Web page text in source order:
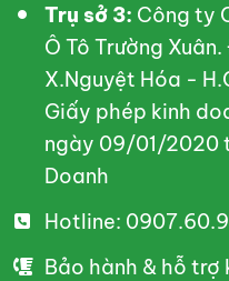
Trụ sở 3: Công ty
Ô Tô Trường
X.Nguyệt Hóa -
Giấy phép kinh
ngày 09/01/2020
Doanh
Hotline:
Bảo hành & hỗ trợ